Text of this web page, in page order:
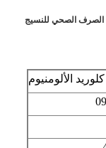
الصرف الصحي للنسيج
الألومنيوم